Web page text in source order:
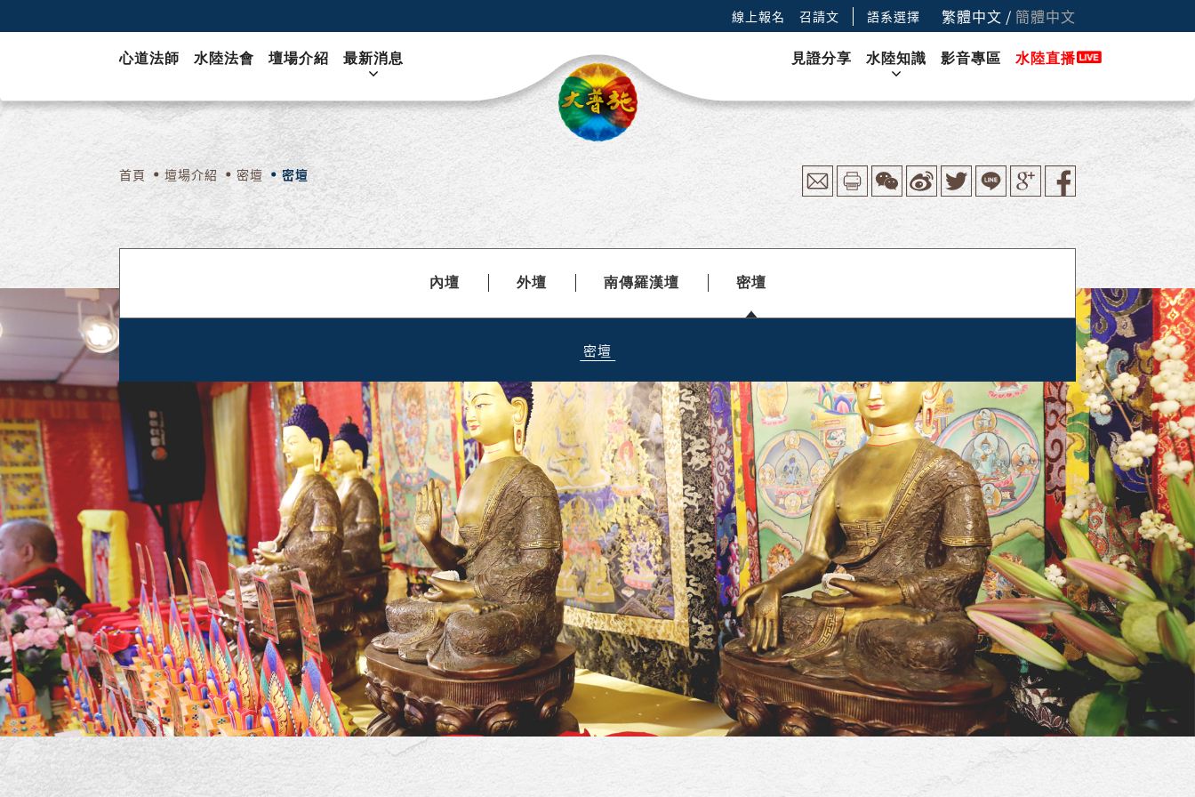
線上報名 召請文 語系選擇 繁體中文 / 簡體中文
心道法師 水陸法會 壇場介紹 最新消息 見證分享 水陸知識 影音專區 水陸直播
首頁 壇場介紹 密壇 密壇
內壇 外壇 南傳羅漢壇 密壇
密壇